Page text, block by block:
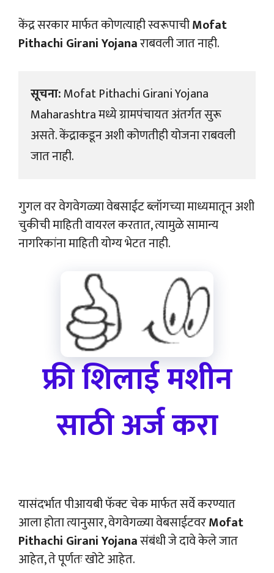
केंद्र सरकार मार्फत कोणत्याही स्वरूपाचीMofat
Pithachi Girani Yojanaराबवली जात नाही.
सूचना: Mofat Pithachi Girani Yojana
Maharashtra मध्ये ग्रामपंचायत अंतर्गत सुरू
असते. केंद्राकडून अशी कोणतीही योजना राबवली
जात नाही.
गुगल वर वेगवेगळ्या वेबसाईट ब्लॉगच्या माध्यमातून अशी
चुकीची माहिती वायरल करतात, त्यामुळे सामान्य
नागरिकांना माहिती योग्य भेटत नाही.
फ्री शिलाई मशीन
साठी अर्ज करा
यासंदर्भात पीआयबी फॅक्ट चेक मार्फत सर्वे करण्यात
आला होता त्यानुसार, वेगवेगळ्या वेबसाईटवरMofat
Pithachi Girani Yojanaसंबंधी जे दावे केले जात
आहेत, ते पूर्णतः खोटे आहेत.